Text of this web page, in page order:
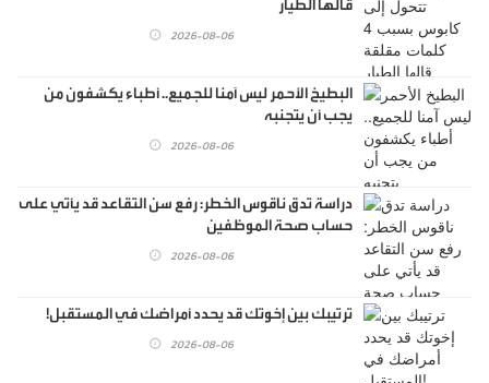
قالها الطيار
2026-08-06
البطيخ الأحمر ليس آمنا للجميع.. أطباء يكشفون من
يجب أن يتجنبه
2026-08-06
دراسة تدق ناقوس الخطر: رفع سن التقاعد قد يأتي على
حساب صحة الموظفين
2026-08-06
ترتيبك بين إخوتك قد يحدد أمراضك في المستقبل!
2026-08-06